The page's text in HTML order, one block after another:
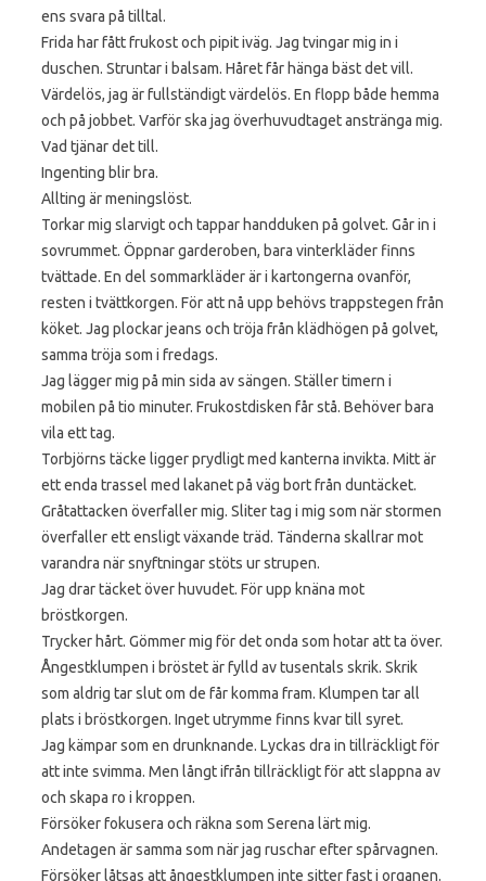
ens svara på tilltal.
Frida har fått frukost och pipit iväg. Jag tvingar mig in i
duschen. Struntar i balsam. Håret får hänga bäst det vill.
Värdelös, jag är fullständigt värdelös. En flopp både hemma
och på jobbet. Varför ska jag överhuvudtaget anstränga mig.
Vad tjänar det till.
Ingenting blir bra.
Allting är meningslöst.
Torkar mig slarvigt och tappar handduken på golvet. Går in i
sovrummet. Öppnar garderoben, bara vinterkläder finns
tvättade. En del sommarkläder är i kartongerna ovanför,
resten i tvättkorgen. För att nå upp behövs trappstegen från
köket. Jag plockar jeans och tröja från klädhögen på golvet,
samma tröja som i fredags.
Jag lägger mig på min sida av sängen. Ställer timern i
mobilen på tio minuter. Frukostdisken får stå. Behöver bara
vila ett tag.
Torbjörns täcke ligger prydligt med kanterna invikta. Mitt är
ett enda trassel med lakanet på väg bort från duntäcket.
Gråtattacken överfaller mig. Sliter tag i mig som när stormen
överfaller ett ensligt växande träd. Tänderna skallrar mot
varandra när snyftningar stöts ur strupen.
Jag drar täcket över huvudet. För upp knäna mot
bröstkorgen.
Trycker hårt. Gömmer mig för det onda som hotar att ta över.
Ångestklumpen i bröstet är fylld av tusentals skrik. Skrik
som aldrig tar slut om de får komma fram. Klumpen tar all
plats i bröstkorgen. Inget utrymme finns kvar till syret.
Jag kämpar som en drunknande. Lyckas dra in tillräckligt för
att inte svimma. Men långt ifrån tillräckligt för att slappna av
och skapa ro i kroppen.
Försöker fokusera och räkna som Serena lärt mig.
Andetagen är samma som när jag ruschar efter spårvagnen.
Försöker låtsas att ångestklumpen inte sitter fast i organen.